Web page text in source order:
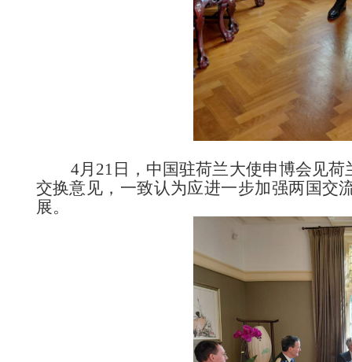
4月21日，中国驻荷兰大使申博会见荷
交换意见，一致认为应进一步加强两国交
展。